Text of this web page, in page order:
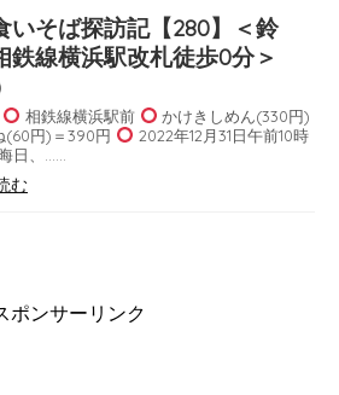
いそば探訪記【280】＜鈴
線横浜駅改札徒歩0分＞
相鉄線横浜駅前
かけきしめん(330円)
(60円)＝390円
2022年12月31日午前10時
日、……
む
ポンサーリンク